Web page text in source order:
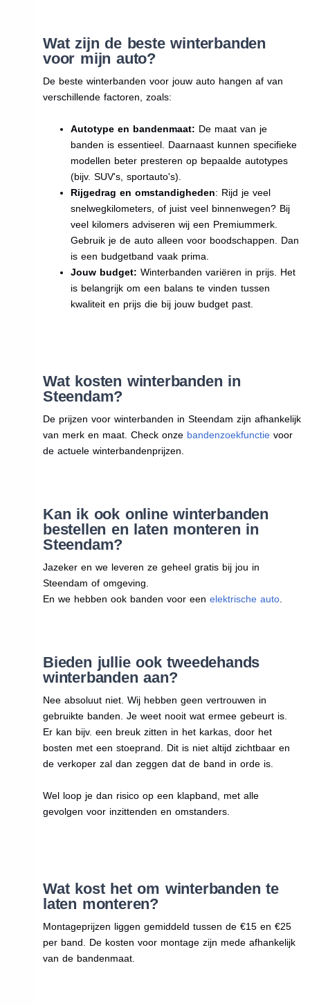
Wat zijn de beste winterbanden
voor mijn auto?
De beste winterbanden voor jouw auto hangen af van
verschillende factoren, zoals:
Autotype en bandenmaat: De maat van je
banden is essentieel. Daarnaast kunnen specifieke
modellen beter presteren op bepaalde autotypes
(bijv. SUV's, sportauto's).
Rijgedrag en omstandigheden: Rijd je veel
snelwegkilometers, of juist veel binnenwegen? Bij
veel kilomers adviseren wij een Premiummerk.
Gebruik je de auto alleen voor boodschappen. Dan
is een budgetband vaak prima.
Jouw budget: Winterbanden variëren in prijs. Het
is belangrijk om een balans te vinden tussen
kwaliteit en prijs die bij jouw budget past.
Wat kosten winterbanden in
Steendam?
De prijzen voor winterbanden in Steendam zijn afhankelijk
van merk en maat. Check onze bandenzoekfunctievoor
de actuele winterbandenprijzen.
Kan ik ook online winterbanden
bestellen en laten monteren in
Steendam?
Jazeker en we leveren ze geheel gratis bij jou in
Steendam of omgeving.
En we hebben ook banden voor een elektrische auto.
Bieden jullie ook tweedehands
winterbanden aan?
Nee absoluut niet. Wij hebben geen vertrouwen in
gebruikte banden. Je weet nooit wat ermee gebeurt is.
Er kan bijv. een breuk zitten in het karkas, door het
bosten met een stoeprand. Dit is niet altijd zichtbaar en
de verkoper zal dan zeggen dat de band in orde is.
Wel loop je dan risico op een klapband, met alle
gevolgen voor inzittenden en omstanders.
Wat kost het om winterbanden te
laten monteren?
Montageprijzen liggen gemiddeld tussen de €15 en €25
per band. De kosten voor montage zijn mede afhankelijk
van de bandenmaat.